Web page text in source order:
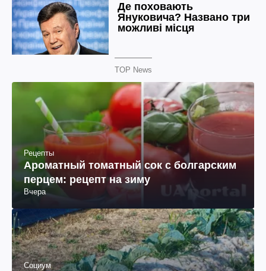
TOP News
Рецепты
Ароматный томатный сок с болгарским
перцем: рецепт на зиму
Вчера
Социум